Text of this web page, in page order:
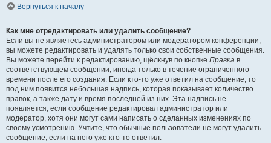
Вернуться к началу
Как мне отредактировать или удалить сообщение?
Если вы не являетесь администратором или модератором конференции,
вы можете редактировать и удалять только свои собственные сообщения.
Вы можете перейти к редактированию, щёлкнув по кнопке Правка в
соответствующем сообщении, иногда только в течение ограниченного
времени после его создания. Если кто-то уже ответил на сообщение, то
под ним появится небольшая надпись, которая показывает количество
правок, а также дату и время последней из них. Эта надпись не
появляется, если сообщение редактировал администратор или
модератор, хотя они могут сами написать о сделанных изменениях по
своему усмотрению. Учтите, что обычные пользователи не могут удалить
сообщение, если на него уже кто-то ответил.